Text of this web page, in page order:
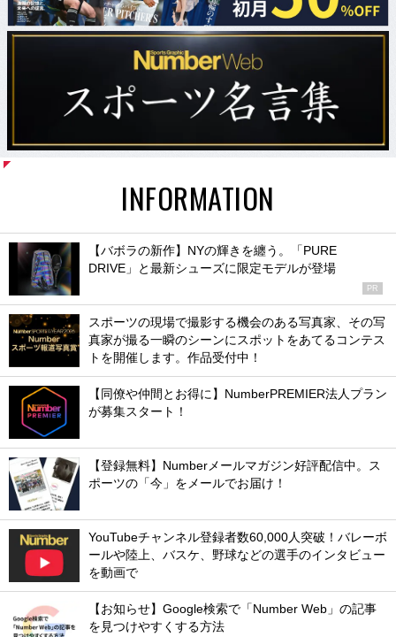
INFORMATION
【バボラの新作】NYの輝きを纏う。「PURE
DRIVE」と最新シューズに限定モデルが登場
PR
スポーツの現場で撮影する機会のある写真家、その写
真家が撮る一瞬のシーンにスポットをあてるコンテス
トを開催します。作品受付中！
【同僚や仲間とお得に】NumberPREMIER法人プラン
が募集スタート！
【登録無料】Numberメールマガジン好評配信中。ス
ポーツの「今」をメールでお届け！
YouTubeチャンネル登録者数60,000人突破！バレーボ
ールや陸上、バスケ、野球などの選手のインタビュー
を動画で
【お知らせ】Google検索で「Number Web」の記事
を見つけやすくする方法